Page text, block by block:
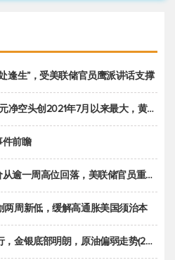
逢生”，受美联储官员鹰派讲话支撑
年7月以来最大，黄金期货投机性净多头头寸减少
件前瞻
位回落，美联储官员重申鹰派立场推动美元回升
两周新低，缓解高通胀美国须治本
底部明朗，原油偏弱走势(20221128收评)